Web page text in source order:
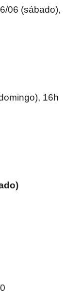
06 (sábado),
16h